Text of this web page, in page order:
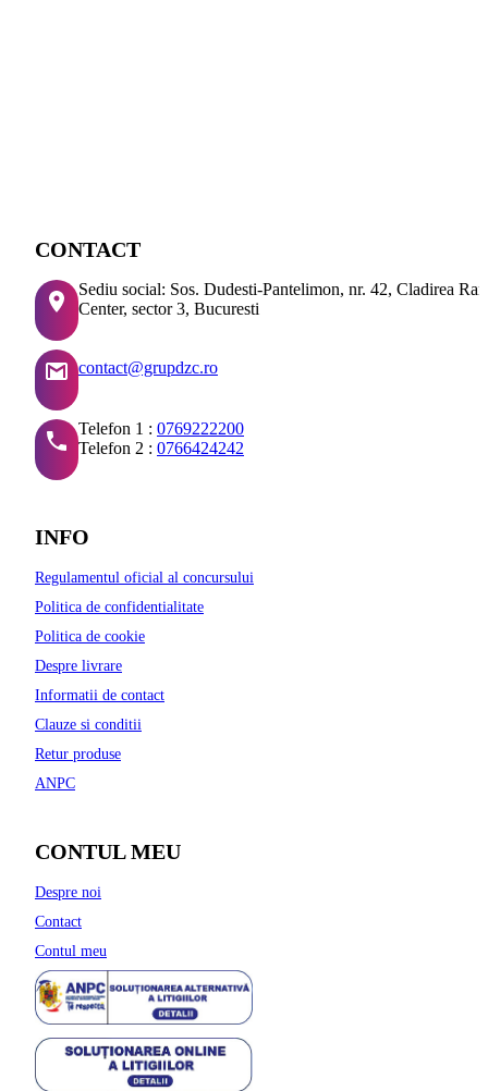
CONTACT
Sediu social: Sos. Dudesti-Pantelimon, nr. 42, Cladirea
Center, sector 3, Bucuresti
contact@grupdzc.ro
Telefon 1 : 0769222200
Telefon 2 : 0766424242
INFO
Regulamentul oficial al concursului
Politica de confidentialitate
Politica de cookie
Despre livrare
Informatii de contact
Clauze si conditii
Retur produse
ANPC
CONTUL MEU
Despre noi
Contact
Contul meu